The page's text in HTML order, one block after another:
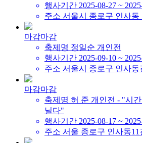
행사기간 2025-08-27 ~
주소 서울시 종로구 인사동
마감마감
축제명 정일순 개인전
행사기간 2025-09-10 ~
주소 서울시 종로구 인사동
마감마감
축제명 허 준 개인전 - "시
닐다"
행사기간 2025-08-17 ~
주소 서울 종로구 인사동11